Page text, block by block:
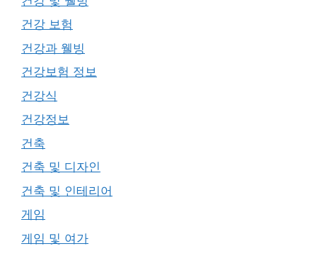
건강 보험
건강과 웰빙
건강보험 정보
건강식
건강정보
건축
건축 및 디자인
건축 및 인테리어
게임
게임 및 여가